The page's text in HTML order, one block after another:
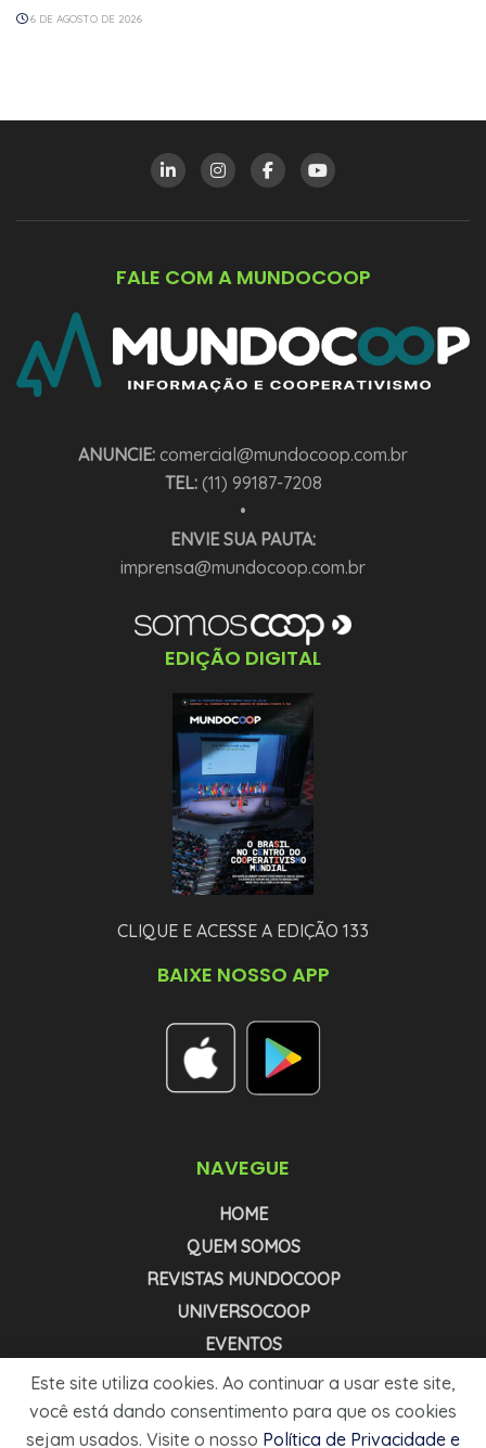
6 DE AGOSTO DE 2026
FALE COM A MUNDOCOOP
ANUNCIE: comercial@mundocoop.com.br
TEL:(11) 99187-7208
•
ENVIE SUA PAUTA:
imprensa@mundocoop.com.br
EDIÇÃO DIGITAL
CLIQUE E ACESSE A EDIÇÃO 133
BAIXE NOSSO APP
NAVEGUE
HOME
QUEM SOMOS
REVISTAS MUNDOCOOP
UNIVERSOCOOP
EVENTOS
NEWSLETTER COOPNEWS
NEWSLETTER AGRONEWS
MÍDIA KIT
Este site utiliza cookies. Ao continuar a usar este site,
você está dando consentimento para que os cookies
sejam usados. Visite o nosso Política de Privacidade e